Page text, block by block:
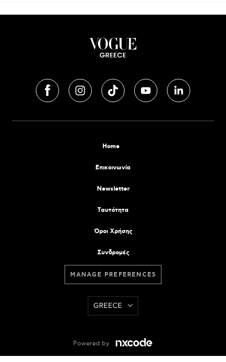
Home
Επικοινωνία
Newsletter
Tαυτότητα
Όροι Χρήσης
Συνδρομές
MANAGE PREFERENCES
GREECE
Powered by